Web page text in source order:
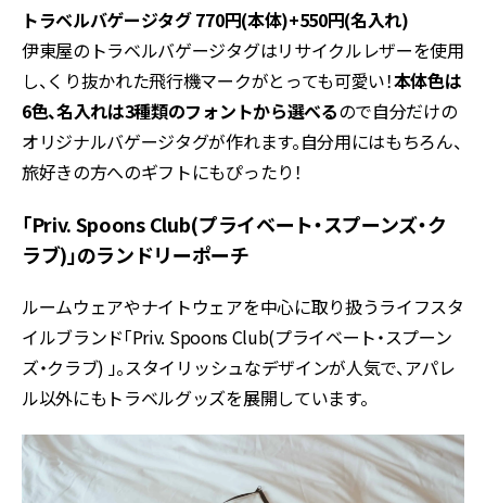
トラベルバゲージタグ 770円(本体)+550円(名入れ)
伊東屋のトラベルバゲージタグはリサイクルレザーを使用
し、くり抜かれた飛行機マークがとっても可愛い！本体色は
6色、名入れは3種類のフォントから選べるので自分だけの
オリジナルバゲージタグが作れます。自分用にはもちろん、
旅好きの方へのギフトにもぴったり！
「Priv. Spoons Club(プライベート・スプーンズ・ク
ラブ)」のランドリーポーチ
ルームウェアやナイトウェアを中心に取り扱うライフスタ
イルブランド「Priv. Spoons Club(プライベート・スプーン
ズ・クラブ) 」。スタイリッシュなデザインが人気で、アパレ
ル以外にもトラベルグッズを展開しています。